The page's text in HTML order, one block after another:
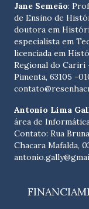
Jane Semeão:
de Ensino de
doutora em
especialista em
licenciada em
Regional do Cariri
Pimenta, 63105 -
Antonio Lima
área de
Contato: Rua
Chacara Mafalda,